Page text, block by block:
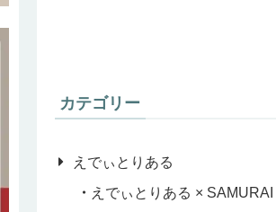
カテゴリー
えでぃとりある
えでぃとりある ×